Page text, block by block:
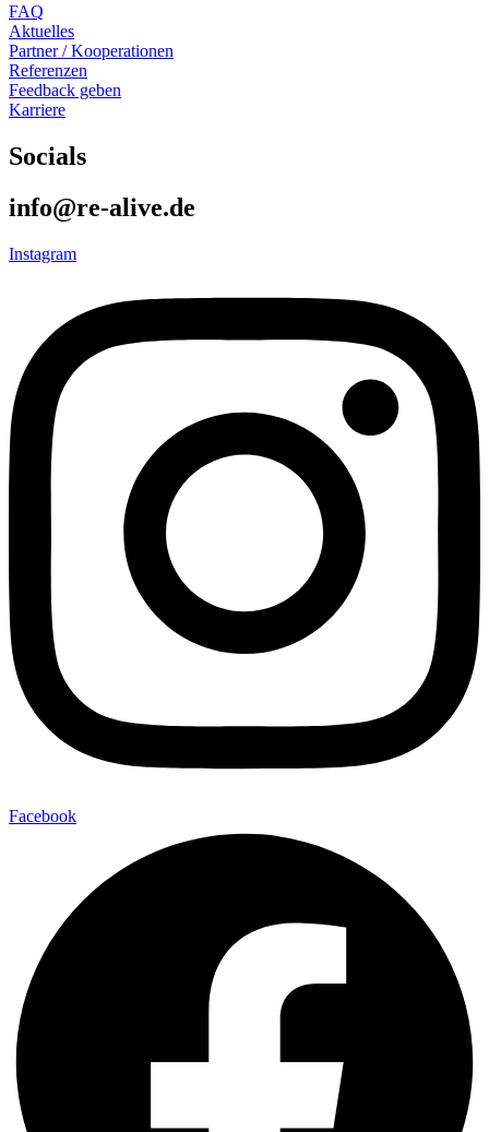
FAQ
Aktuelles
Partner / Kooperationen
Referenzen
Feedback geben
Karriere
Socials
info@re-alive.de
Instagram
Facebook